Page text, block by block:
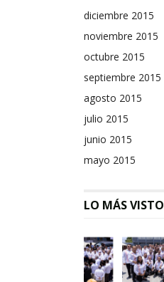
diciembre 2015
noviembre 2015
octubre 2015
septiembre 2015
agosto 2015
julio 2015
junio 2015
mayo 2015
LO MÁS VISTO